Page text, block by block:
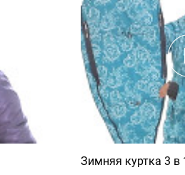
Зимняя куртка 3 в